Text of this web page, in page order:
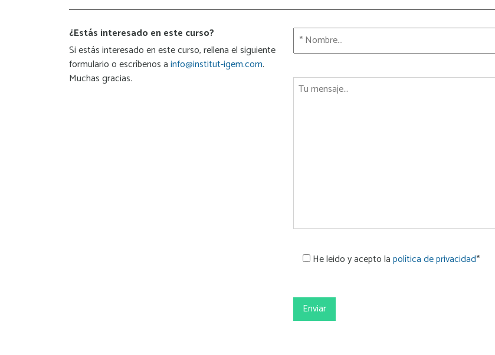
¿Estás interesado en este curso?
Si estás interesado en este curso, rellena el siguiente
formulario o escríbenos ainfo@institut-igem.com.
Muchas gracias.
He leido y acepto lapolítica de privacidad*
Por
favor,
deja